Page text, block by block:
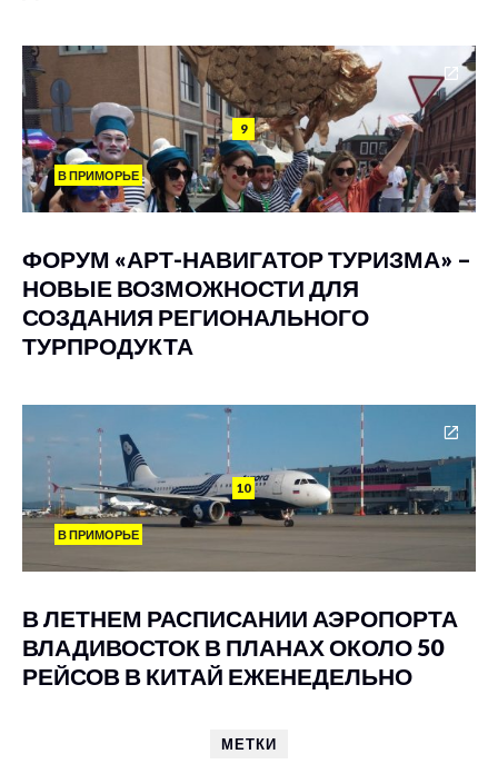
9
В ПРИМОРЬЕ
ФОРУМ «АРТ-НАВИГАТОР ТУРИЗМА» –
НОВЫЕ ВОЗМОЖНОСТИ ДЛЯ
СОЗДАНИЯ РЕГИОНАЛЬНОГО
ТУРПРОДУКТА
10
В ПРИМОРЬЕ
В ЛЕТНЕМ РАСПИСАНИИ АЭРОПОРТА
ВЛАДИВОСТОК В ПЛАНАХ ОКОЛО 50
РЕЙСОВ В КИТАЙ ЕЖЕНЕДЕЛЬНО
МЕТКИ